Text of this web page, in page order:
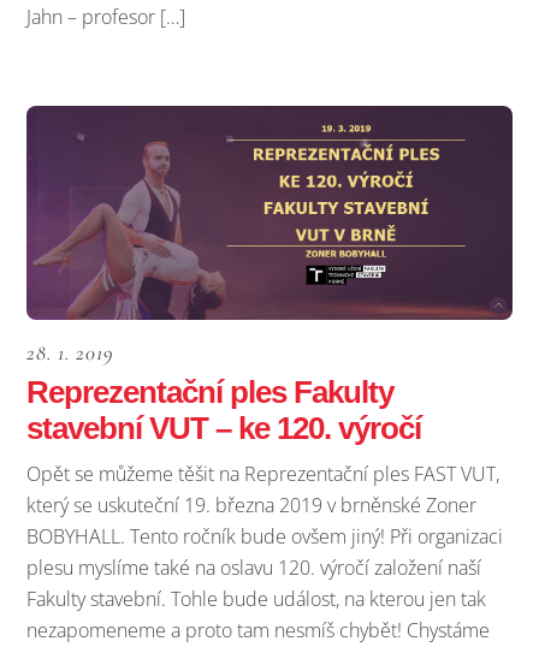
Jahn – profesor […]
28. 1. 2019
Reprezentační ples Fakulty
stavební VUT – ke 120. výročí
Opět se můžeme těšit na Reprezentační ples FAST VUT,
který se uskuteční 19. března 2019 v brněnské Zoner
BOBYHALL. Tento ročník bude ovšem jiný! Při organizaci
plesu myslíme také na oslavu 120. výročí založení naší
Fakulty stavební. Tohle bude událost, na kterou jen tak
nezapomeneme a proto tam nesmíš chybět! Chystáme